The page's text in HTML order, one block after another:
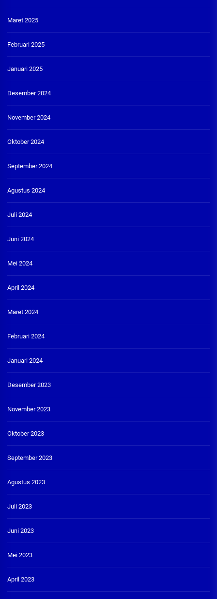
Maret 2025
Februari 2025
Januari 2025
Desember 2024
November 2024
Oktober 2024
September 2024
Agustus 2024
Juli 2024
Juni 2024
Mei 2024
April 2024
Maret 2024
Februari 2024
Januari 2024
Desember 2023
November 2023
Oktober 2023
September 2023
Agustus 2023
Juli 2023
Juni 2023
Mei 2023
April 2023